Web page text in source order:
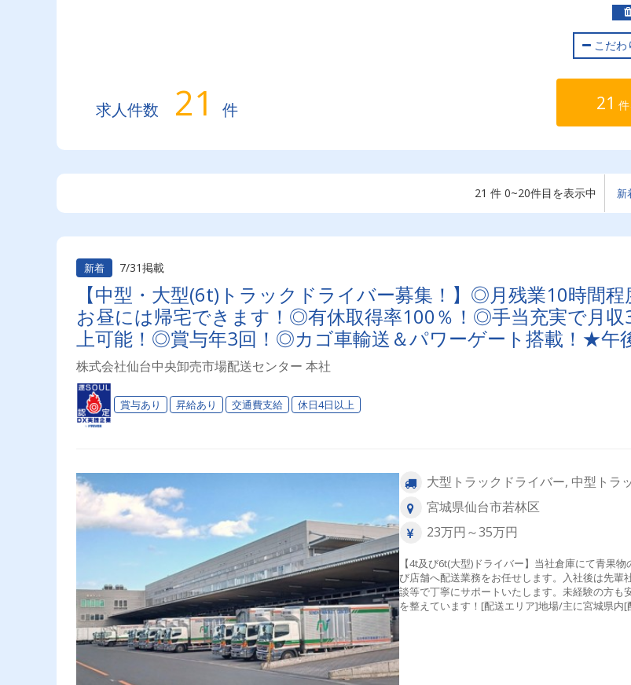
こだわ
求人件数 21 件 21
21 件 0~20件目を表示中
新着 7/31掲載
【中型・大型(6t)トラックドライバー募集！】◎月残業10時間
お昼には帰宅できます！◎有休取得率100％！◎手当充実で月収
上可能！◎賞与年3回！◎カゴ車輸送＆パワーゲート搭載！★午
分の時間★
株式会社仙台中央卸売市場配送センター 本社
賞与あり 昇給あり 交通費支給 休日4日以上
大型トラックドライバー, 中型トラ
宮城県仙台市若林区
23万円～35万円
【4t及び6t(大型)ドライバー】当社倉庫にて青果
び店舗へ配送業務をお任せします。入社後は先輩
談等で丁寧にサポートいたします。未経験の方も
を整えています！[配送エリア]地場/主に宮城県内[
[積卸方法]パレット輸送、カゴ車[一日の流れ
ピッキング作業 ↓6:30 カート積込 ↓7:00
舗配送（1～2件） ↓9:00頃帰庫 ↓ （休
備 ↓11:30 2便目出庫 ↓12:00～12:30頃帰庫
勤）